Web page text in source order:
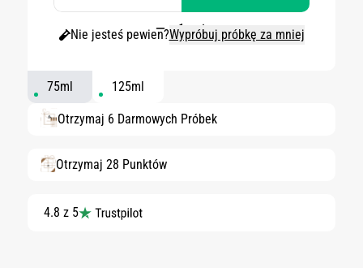
Nie jesteś pewien?Wypróbuj próbkę za mniej
75ml 125ml
Otrzymaj 6 Darmowych Próbek
Otrzymaj 28 Punktów
4.8 z 5